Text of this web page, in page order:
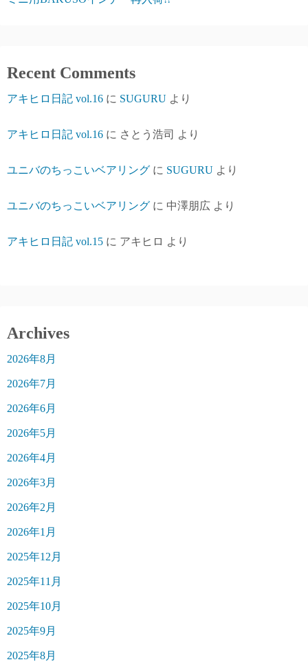
Recent Comments
アキヒロ日記 vol.16 に SUGURU より
アキヒロ日記 vol.16 に さとう浩司 より
ユニバのちっこいベアリング に SUGURU より
ユニバのちっこいベアリング に 中澤朋広 より
アキヒロ日記 vol.15 に アキヒロ より
Archives
2026年8月
2026年7月
2026年6月
2026年5月
2026年4月
2026年3月
2026年2月
2026年1月
2025年12月
2025年11月
2025年10月
2025年9月
2025年8月